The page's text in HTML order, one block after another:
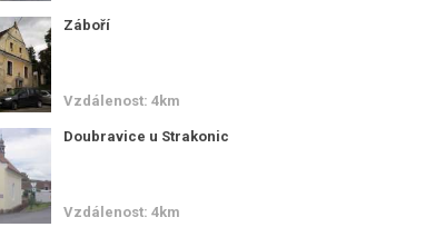
Záboří
Vzdálenost: 4km
Doubravice u Strakonic
Vzdálenost: 4km